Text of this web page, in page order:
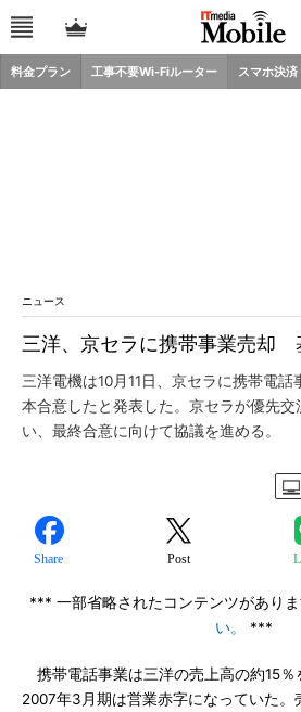
料金プラン 工事不要Wi-Fiルーター スマホ決済
ニュース
三洋、京セラに携帯事業売却
三洋電機は10月11日、京セラに携帯電
本合意したと発表した。京セラが優先
い、最終合意に向けて協議を進める。
Share Post
*** 一部省略されたコンテンツがありま
い。
***
携帯電話事業は三洋の売上高の約15％
2007年3月期は営業赤字になっていた。